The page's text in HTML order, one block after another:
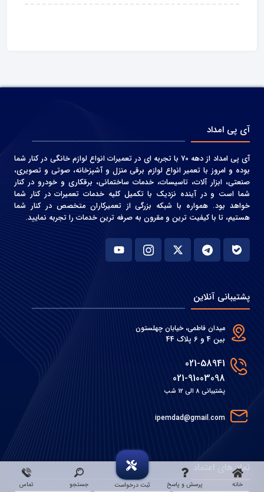
خانه پرسش و پاسخ ثبت درخواست جستجو تماس
آی پی امداد
آی پی امداد از دهه 70 با تجربه ای در تعمیرات انواع لوازم خانگی در کنار شما
بوده و امروز با تعمیر انواع لوازم برقی منزل و آشپزخانه، صوتی و‌ تصویری،
صنعتی، ابزار آلات، تاسیسات، خدمات ساختمانی، برقکاری و خودرو در کنار
شما است و در آینده نزدیک با تکمیل کلیه خدمات تعمیرات در کنار شما
خواهد بود. همواره با شبکه بزرگی از تعمیرکاران متخصص در کنار شما
هستیم، تا با کیفیت ترین و مقرون به صرفه ترین خدمات را تجربه نمایید.
پشتیبانی آنلاین
میدان فاطمی، خیابان چهلستون
بین 4 و 6 پلاک 44
021-58941
021-91003098
پشتیبانی 8 الی 12 شب
ipemdad@gmail.com
نماد های اعتماد